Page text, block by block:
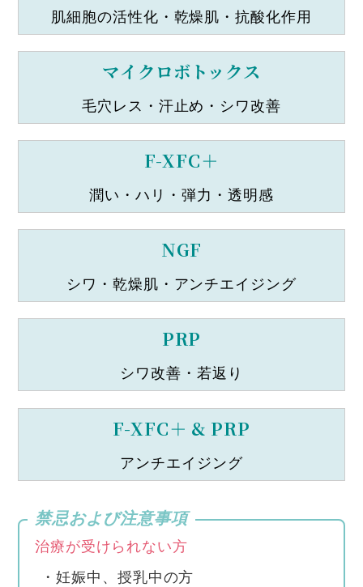
肌細胞の活性化・乾燥肌・抗酸化作用
マイクロボトックス
毛穴レス・汗止め・シワ改善
F-XFC＋
潤い・ハリ・弾力・透明感
NGF
シワ・乾燥肌・アンチエイジング
PRP
シワ改善・若返り
F-XFC＋ & PRP
アンチエイジング
禁忌および注意事項
治療が受けられない方
・妊娠中、授乳中の方